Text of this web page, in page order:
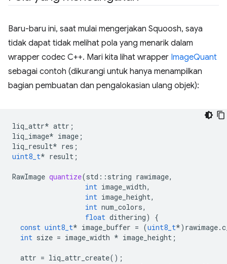
Baru-baru ini, saat mulai mengerjakan Squoosh, saya
tidak dapat tidak melihat pola yang menarik dalam
wrapper codec C++. Mari kita lihat wrapper ImageQuant
sebagai contoh (dikurangi untuk hanya menampilkan
bagian pembuatan dan pengalokasian ulang objek):
liq_attr* attr ;
liq_image* image ;
liq_result* res ;
uint8_t* result ;
RawImage quantize(std :: string rawimage,
int image_width,
int image_height,
int num_colors,
float dithering)
{
const uint8_t* image_buffer = (uint8_t*) rawimage.
int size = image_width * image_height ;
attr = liq_attr_create();